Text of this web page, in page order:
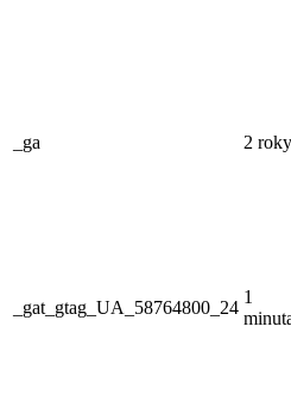
_ga 2 roky
_gat_gtag_UA_58764800_24
1